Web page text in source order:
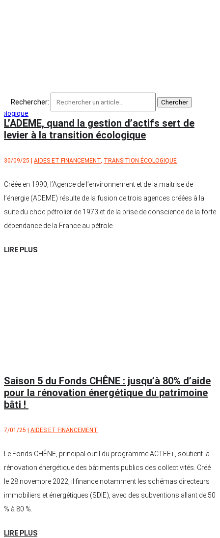
Rechercher:
L’ADEME, quand la gestion d’actifs sert de
levier à la transition écologique
30/09/25 AIDES ET FINANCEMENT, TRANSITION ÉCOLOGIQUE
Créée en 1990, l’Agence de l’environnement et de la maitrise de
l’énergie (ADEME) résulte de la fusion de trois agences créées à la
suite du choc pétrolier de 1973 et de la prise de conscience de la forte
dépendance de la France au pétrole.
LIRE PLUS
Saison 5 du Fonds CHÊNE : jusqu’à 80% d’aide
pour la rénovation énergétique du patrimoine
bâti !
7/01/25 AIDES ET FINANCEMENT
Le Fonds CHÊNE, principal outil du programme ACTEE+, soutient la
rénovation énergétique des bâtiments publics des collectivités. Créé
le 28 novembre 2022, il finance notamment les schémas directeurs
immobiliers et énergétiques (SDIE), avec des subventions allant de 50
% à 80 %.
LIRE PLUS